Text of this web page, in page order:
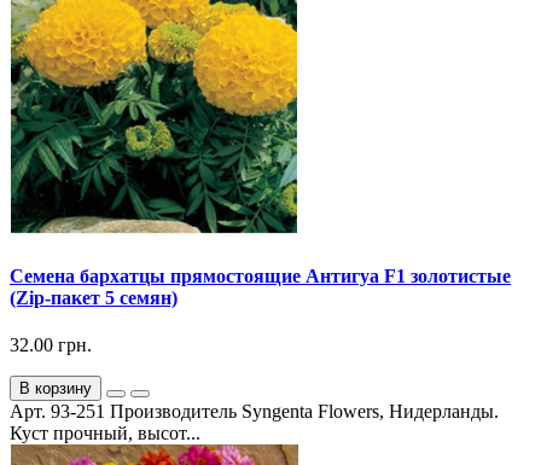
Семена бархатцы прямостоящие Антигуа F1 золотистые
(Zip-пакет 5 семян)
32.00 грн.
В корзину
Арт. 93-251 Производитель Syngenta Flowers, Нидерланды.
Куст прочный, высот...